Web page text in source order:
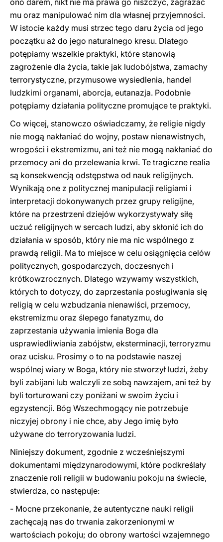
ono darem, nikt nie ma prawa go niszczyć, zagrażać
mu oraz manipulować nim dla własnej przyjemności.
W istocie każdy musi strzec tego daru życia od jego
początku aż do jego naturalnego kresu. Dlatego
potępiamy wszelkie praktyki, które stanowią
zagrożenie dla życia, takie jak ludobójstwa, zamachy
terrorystyczne, przymusowe wysiedlenia, handel
ludzkimi organami, aborcja, eutanazja. Podobnie
potępiamy działania polityczne promujące te praktyki.
Co więcej, stanowczo oświadczamy, że religie nigdy
nie mogą nakłaniać do wojny, postaw nienawistnych,
wrogości i ekstremizmu, ani też nie mogą nakłaniać do
przemocy ani do przelewania krwi. Te tragiczne realia
są konsekwencją odstępstwa od nauk religijnych.
Wynikają one z politycznej manipulacji religiami i
interpretacji dokonywanych przez grupy religijne,
które na przestrzeni dziejów wykorzystywały siłę
uczuć religijnych w sercach ludzi, aby skłonić ich do
działania w sposób, który nie ma nic wspólnego z
prawdą religii. Ma to miejsce w celu osiągnięcia celów
politycznych, gospodarczych, doczesnych i
krótkowzrocznych. Dlatego wzywamy wszystkich,
których to dotyczy, do zaprzestania posługiwania się
religią w celu wzbudzania nienawiści, przemocy,
ekstremizmu oraz ślepego fanatyzmu, do
zaprzestania używania imienia Boga dla
usprawiedliwiania zabójstw, eksterminacji, terroryzmu
oraz ucisku. Prosimy o to na podstawie naszej
wspólnej wiary w Boga, który nie stworzył ludzi, żeby
byli zabijani lub walczyli ze sobą nawzajem, ani też by
byli torturowani czy poniżani w swoim życiu i
egzystencji. Bóg Wszechmogący nie potrzebuje
niczyjej obrony i nie chce, aby Jego imię było
używane do terroryzowania ludzi.
Niniejszy dokument, zgodnie z wcześniejszymi
dokumentami międzynarodowymi, które podkreślały
znaczenie roli religii w budowaniu pokoju na świecie,
stwierdza, co następuje:
- Mocne przekonanie, że autentyczne nauki religii
zachęcają nas do trwania zakorzenionymi w
wartościach pokoju; do obrony wartości wzajemnego